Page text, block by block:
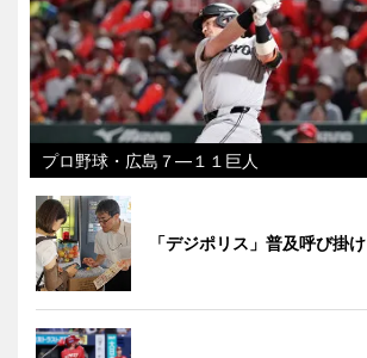
プロ野球・広島７―１１巨人
「デジポリス」普及呼び掛け